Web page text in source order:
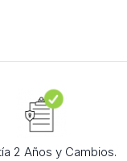
2 Años y Cambios.